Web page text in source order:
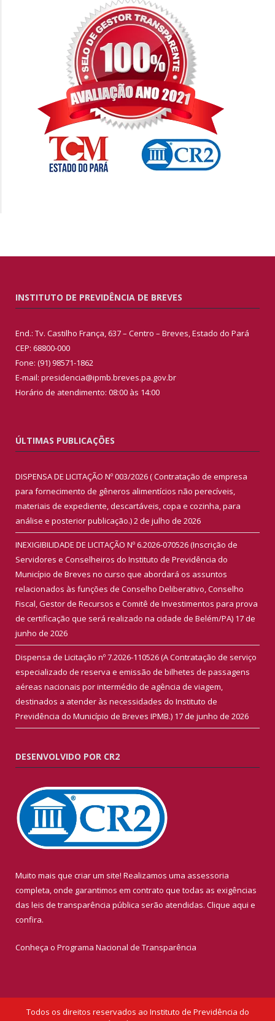
INSTITUTO DE PREVIDÊNCIA DE BREVES
End.: Tv. Castilho França, 637 – Centro – Breves, Estado do Pará
CEP: 68800-000
Fone: (91) 98571-1862
E-mail: presidencia@ipmb.breves.pa.gov.br
Horário de atendimento: 08:00 às 14:00
ÚLTIMAS PUBLICAÇÕES
DISPENSA DE LICITAÇÃO Nº 003/2026 ( Contratação de empresa
para fornecimento de gêneros alimentícios não perecíveis,
materiais de expediente, descartáveis, copa e cozinha, para
análise e posterior publicação.)2 de julho de 2026
INEXIGIBILIDADE DE LICITAÇÃO Nº 6.2026-070526 (Inscrição de
Servidores e Conselheiros do Instituto de Previdência do
Município de Breves no curso que abordará os assuntos
relacionados às funções de Conselho Deliberativo, Conselho
Fiscal, Gestor de Recursos e Comitê de Investimentos para prova
de certificação que será realizado na cidade de Belém/PA) 17 de
junho de 2026
Dispensa de Licitação nº 7.2026-110526 (A Contratação de serviço
especializado de reserva e emissão de bilhetes de passagens
aéreas nacionais por intermédio de agência de viagem,
destinados a atender às necessidades do Instituto de
Previdência do Município de Breves IPMB.) 17 de junho de 2026
DESENVOLVIDO POR CR2
Muito mais que criar um site! Realizamos uma assessoria
completa, onde garantimos em contrato que todas as exigências
das leis de transparência pública serão atendidas. Clique aqui e
confira.
Conheça o Programa Nacional de Transparência
Todos os direitos reservados ao Instituto de Previdência do